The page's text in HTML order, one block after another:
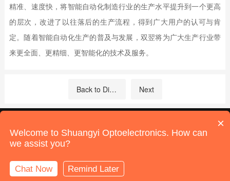
精准、速度快，将智能自动化制造行业的生产水平提升到一个更高
的层次，改进了以往落后的生产流程，得到广大用户的认可与肯
定。随着智能自动化生产的普及与发展，双翌将为广大生产行业带
来更全面、更精细、更智能化的技术及服务。
Back to Directory Next
Address: 2nd Floor, 2A, KeChuang Building, QuanZhi Technology Innovation
Park, Industrial Building, Maozhou Mountain Industrial Park, HouTing, Shajing
Street, Bao'an District, Shenzhen
ICP License No. 19092247-1 Guangdong
© 2022 Shenzhen Shuangyi Optoelectronics Technology Co., Ltd. All Rights
ReservedSitemapPowered by:Shenzhen Website Development
×
Welcome to Shuangyi Optoelectronics. How can
we assist you?
Chat Now Remind Later
Online Support